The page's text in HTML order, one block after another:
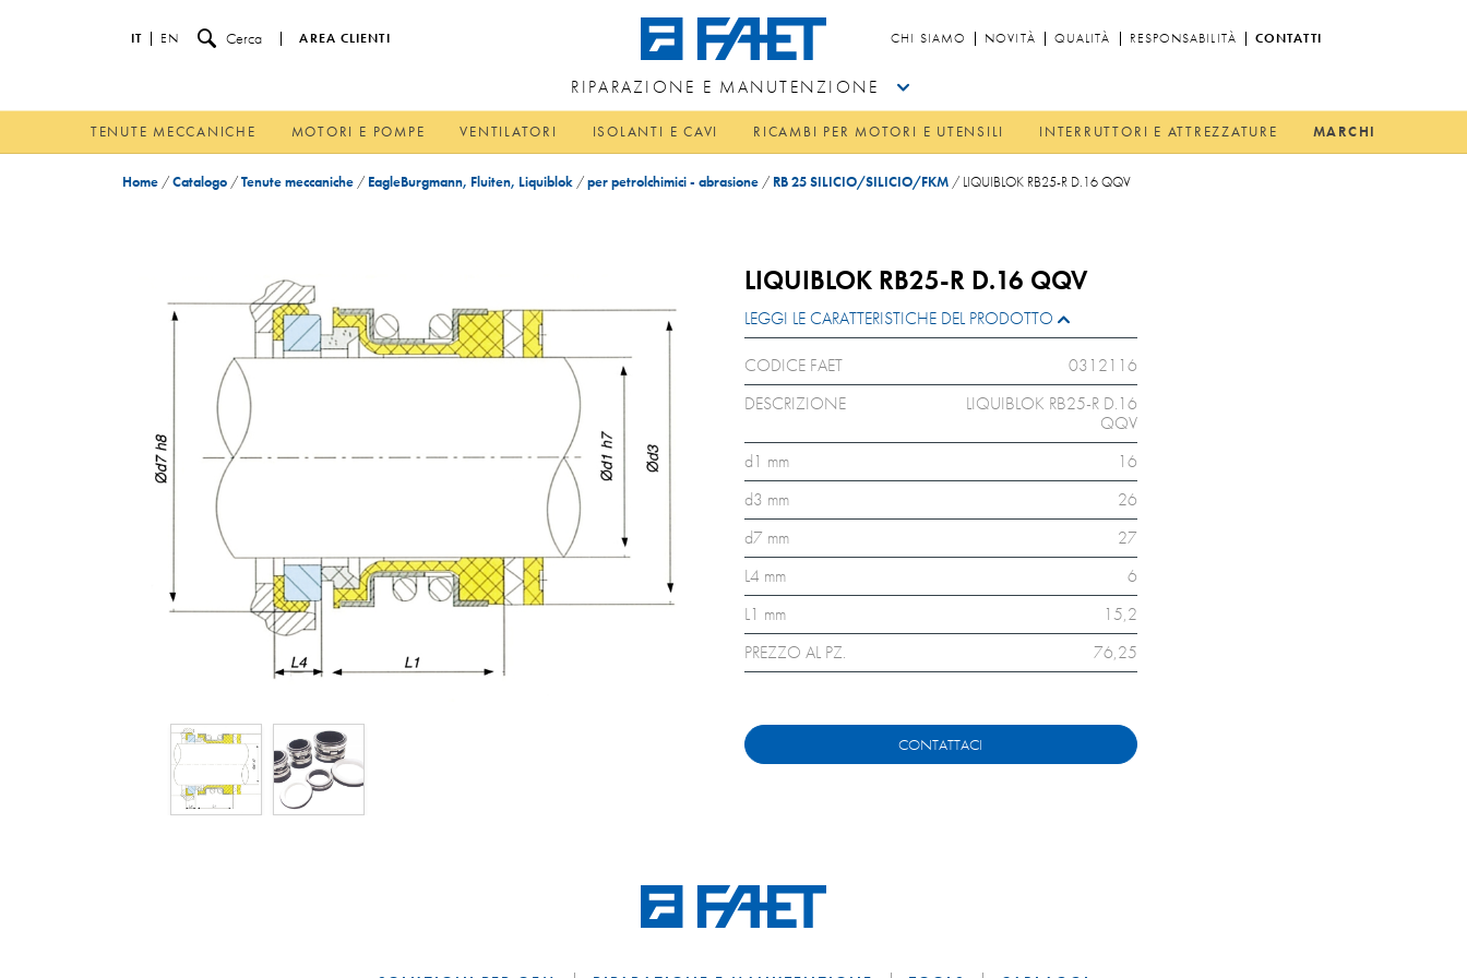
IT EN Cerca AREA CLIENTI CHI SIAMO NOVITÀ QUALITÀ RESPONSABILITÀ CONTATTI
RIPARAZIONE E MANUTENZIONE
TENUTE MECCANICHE MOTORI E POMPE VENTILATORI ISOLANTI E CAVI RICAMBI PER MOTORI E UTENSILI INTERRUTTORI E ATTREZZATURE MARCHI
Home /Catalogo /Tenute meccaniche / EagleBurgmann, Fluiten, Liquiblok /per petrolchimici - abrasione / RB 25 SILICIO/SILICIO/FKM / LIQUIBLOK RB25-R D.16 QQV
LIQUIBLOK RB25-R D.16 QQV
LEGGI LE CARATTERISTICHE DEL PRODOTTO
CODICE FAET
0312116
DESCRIZIONE
LIQUIBLOK RB25-R D.16
QQV
d1 mm
16
d3 mm
26
d7 mm
27
L4 mm
6
L1 mm
15,2
PREZZO AL PZ.
76,25
CONTATTACI